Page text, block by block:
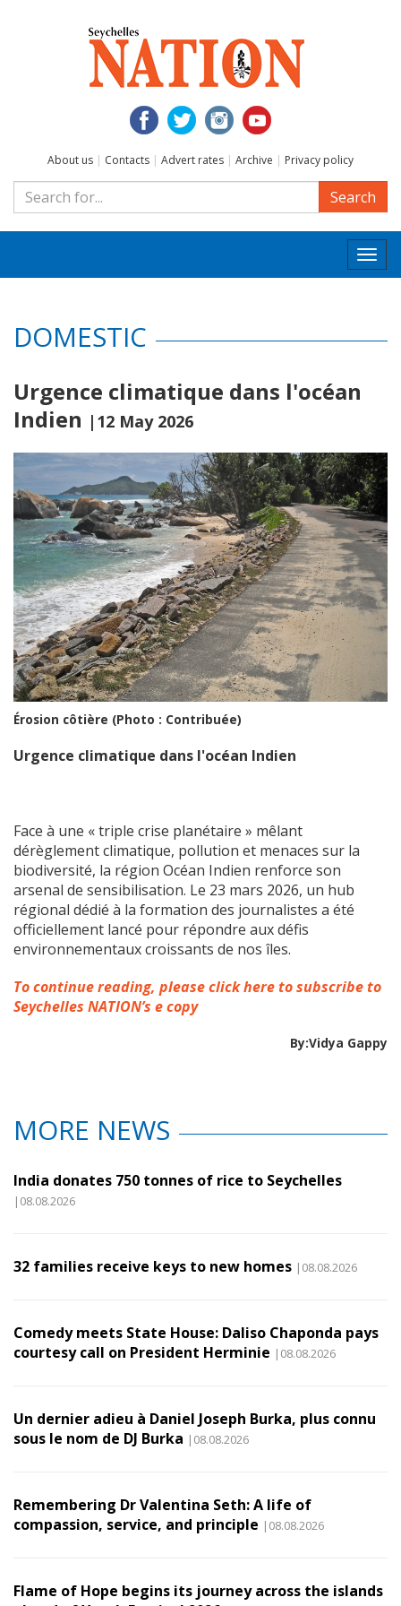
About us | Contacts | Advert rates | Archive | Privacy policy
Search
DOMESTIC
Urgence climatique dans l'océan
Indien |12 May 2026
Érosion côtière (Photo : Contribuée)
Urgence climatique dans l'océan Indien
Face à une « triple crise planétaire » mêlant
dérèglement climatique, pollution et menaces sur la
biodiversité, la région Océan Indien renforce son
arsenal de sensibilisation. Le 23 mars 2026, un hub
régional dédié à la formation des journalistes a été
officiellement lancé pour répondre aux défis
environnementaux croissants de nos îles.
To continue reading, please click here to subscribe to
Seychelles NATION’s e copy
By:Vidya Gappy
MORE NEWS
India donates 750 tonnes of rice to Seychelles
|08.08.2026
32 families receive keys to new homes |08.08.2026
Comedy meets State House: Daliso Chaponda pays
courtesy call on President Herminie |08.08.2026
Un dernier adieu à Daniel Joseph Burka, plus connu
sous le nom de DJ Burka |08.08.2026
Remembering Dr Valentina Seth: A life of
compassion, service, and principle |08.08.2026
Flame of Hope begins its journey across the islands